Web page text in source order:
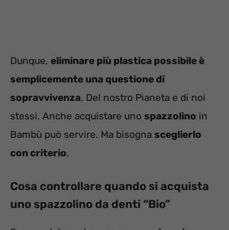
Dunque, eliminare più plastica possibile è
semplicemente una questione di
sopravvivenza. Del nostro Pianeta e di noi
stessi. Anche acquistare uno spazzolino in
Bambù può servire. Ma bisogna sceglierlo
con criterio.
Cosa controllare quando si acquista
uno spazzolino da denti “Bio”